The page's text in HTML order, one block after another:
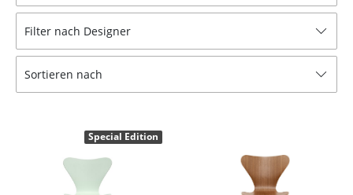
TV Möbel
Garderoben
Kleinaufbewahrung
Filter nach Designer
Sortieren nach
Special Edition